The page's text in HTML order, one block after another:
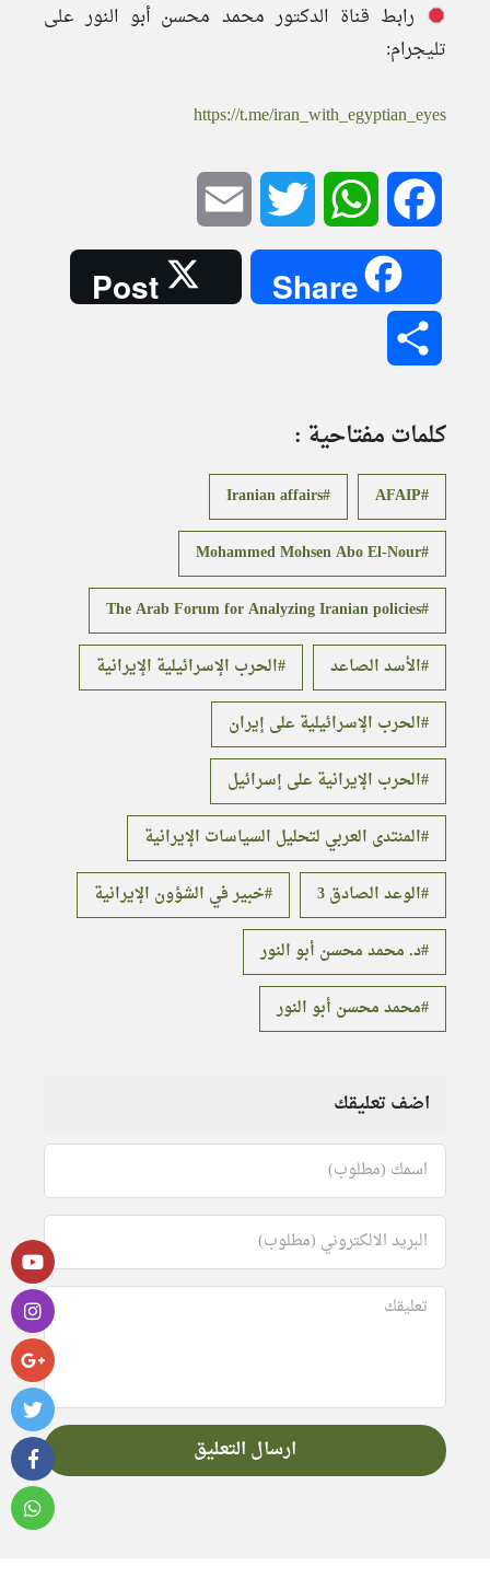
رابط قناة الدكتور محمد محسن أبو النور على
تليجرام:
https://t.me/iran_with_egyptian_eyes
Facebook
WhatsApp
Twitter
Share
Post
كلمات مفتاحية :
AFAIP
Iranian affairs
Mohammed Mohsen Abo El-Nour
The Arab Forum for Analyzing Iranian policies
الأسد الصاعد
الحرب الإسرائيلية الإيرانية
الحرب الإسرائيلية على إيران
الحرب الإيرانية على إسرائيل
المنتدى العربي لتحليل السياسات الإيرانية
الوعد الصادق 3
خبير في الشؤون الإيرانية
د. محمد محسن أبو النور
محمد محسن أبو النور
اضف تعليقك